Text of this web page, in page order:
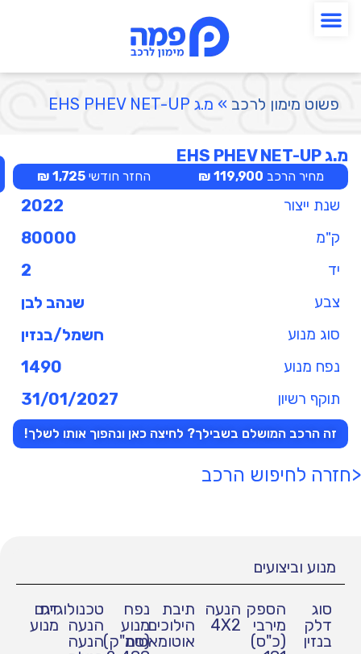
פשוט מימון לרכב » מ.ג EHS PHEV NET-UP
מ.ג EHS PHEV NET-UP
מחיר הרכב 119,900 ₪ החזר חודשי1,725 ₪
שנת ייצור 2022
ק"מ 80000
יד 2
צבע שנהב לבן
סוג מנוע חשמל/בנזין
נפח מנוע 1490
תוקף רשיון 31/01/2027
זה הרכב המושלם בשבילך? לחיצה כאן ונהפוך אותו לשלך!
<חזרה לחיפוש הרכב
מנוע וביצועים
סוג
דלק
בנזין
הספק
מירבי
(כ"ס)
הנעה
4X2
תיבת
הילוכים
אוטומאטית
נפח
מנוע
(סמ"ק)
טכנולוגיית
הנעה
הנעה
דגם
מנוע